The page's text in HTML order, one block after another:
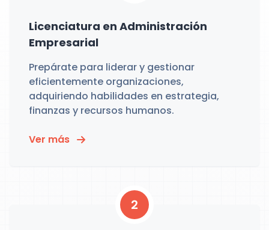
Licenciatura en Administración
Empresarial
Prepárate para liderar y gestionar
eficientemente organizaciones,
adquiriendo habilidades en estrategia,
finanzas y recursos humanos.
Ver más
2